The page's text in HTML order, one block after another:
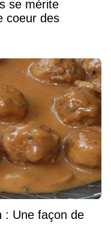
coeur des
: Une façon de